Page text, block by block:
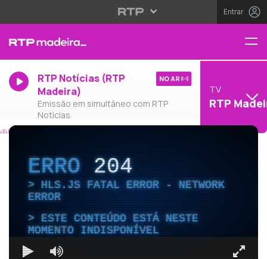
Entrar
RTP Notícias (RTP
Madeira)
Emissão em simultâneo com RTP
Notícias
NO AR
TV
RTP
ERRO204
HLS.JS FATAL ERROR - NETWORK
ERROR
ESTE CONTEÚDO ESTÁ NESTE
MOMENTO INDISPONÍVEL